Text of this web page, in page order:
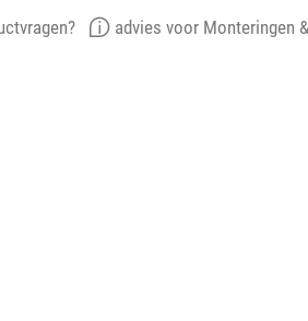
advies voor Monteringen